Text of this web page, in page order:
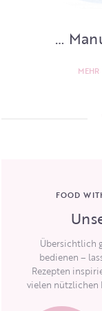
…
FOOD
Übersichtlich
bedienen –
Rezepten
vielen nützlichen